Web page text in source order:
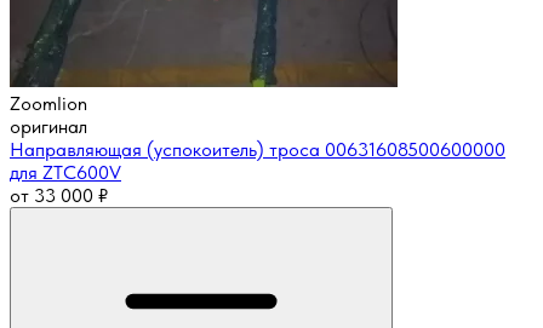
Zoomlion
оригинал
Направляющая (успокоитель) троса 00631608500600000
для ZTC600V
от 33 000 ₽